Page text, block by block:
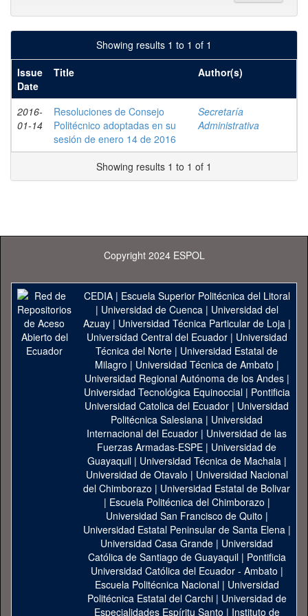
Showing results 1 to 1 of 1
Issue
Date
Title Author(s)
2016-
01-14
Resoluciones de Consejo
Politécnico adoptadas en su
sesión de enero 14 de 2016
Secretaría
Administrativa
Showing results 1 to 1 of 1
Copyright 2024 ESPOL
CEDIA| Escuela Superior Politécnica del Litoral
| Universidad de Cuenca| Universidad del
Azuay| Universidad Técnica Particular de Loja|
Universidad Central del Ecuador| Universidad
Técnica del Norte | Universidad Estatal de
Milagro | Universidad Técnica de Ambato |
Universidad Regional Autónoma de los Andes|
Universidad Tecnológica Equinoccial| Pontificia
Universidad Catolica del Ecuador | Universidad
Politécnica Salesiana | Universidad
Internacional del Ecuador | Universidad de las
Fuerzas Armadas-ESPE | Universidad de
Guayaquil| Universidad Técnica de Machala|
Universidad de Otavalo | Universidad Nacional
del Chimborazo | Universidad Estatal de Bolivar
| Escuela Politécnica del Chimborazo |
Universidad San Francisco de Quito |
Universidad Estatal Peninsular de Santa Elena|
Universidad Casa Grande | Universidad
Católica de Santiago de Guayaquil| Pontificia
Universidad Católica del Ecuador - Ambato |
Escuela Politécnica Nacional| Universidad
Politécnica Estatal del Carchi| Universidad de
Especialidades Espíritu Santo | Instituto de